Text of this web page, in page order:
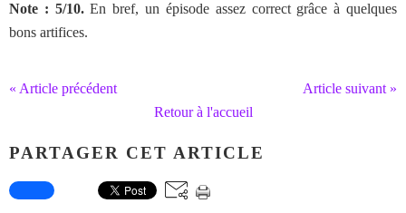
Note : 5/10.En bref, un épisode assez correct grâce à quelques
bons artifices.
« Article précédent
Article suivant »
Retour à l'accueil
PARTAGER CET ARTICLE